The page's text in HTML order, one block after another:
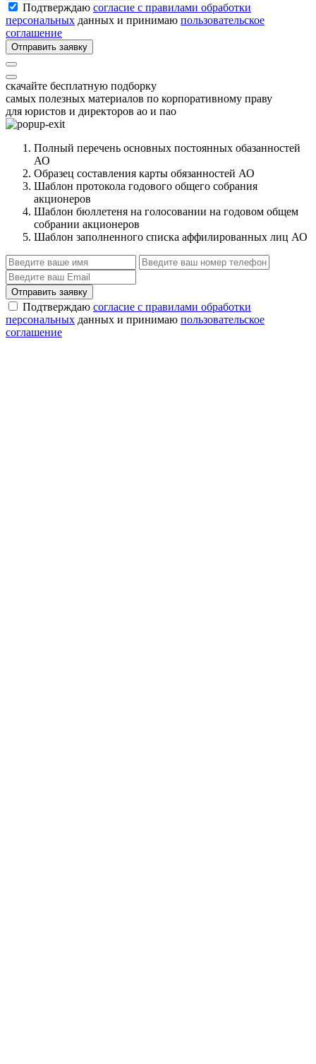
Подтверждаю согласие с правилами обработки
персональных данных и принимаю пользовательское
соглашение
Отправить заявку
скачайте бесплатную подборку
самых полезных материалов по корпоративному праву
для юристов и директоров ао и пао
Полный перечень основных постоянных обазанностей
АО
Образец составления карты обязанностей АО
Шаблон протокола годового общего собрания
акционеров
Шаблон бюллетеня на голосовании на годовом общем
собрании акционеров
Шаблон заполненного списка аффилированных лиц АО
Отправить заявку
Подтверждаю согласие с правилами обработки
персональных данных и принимаю пользовательское
соглашение